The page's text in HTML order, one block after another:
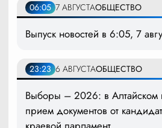
06:05 7 АВГУСТАОБЩЕСТВО
Выпуск новостей в 6:05, 7
23:23 6 АВГУСТАОБЩЕСТВО
Выборы – 2026: в Алтайском
прием документов от